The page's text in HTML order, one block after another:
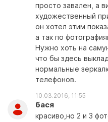
просто завален, а
художественный
он хотел этим
а так по
Нужно хоть на
что бы здесь
нормальные
телефонов.
10.03.2016, 11:55
бася
красиво,но 2 и 3